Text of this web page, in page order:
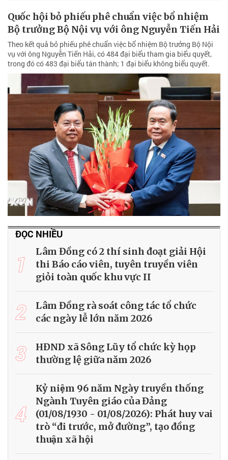
Quốc hội bỏ phiếu phê chuẩn việc bổ nhiệm
Bộ trưởng Bộ Nội vụ với ông Nguyễn Tiến Hải
Theo kết quả bỏ phiếu phê chuẩn việc bổ nhiệm Bộ trưởng Bộ Nội
vụ với ông Nguyễn Tiến Hải, có 484 đại biểu tham gia biểu quyết,
trong đó có 483 đại biểu tán thành; 1 đại biểu không biểu quyết.
ĐỌC NHIỀU
1
Lâm Đồng có 2 thí sinh đoạt giải Hội
thi Báo cáo viên, tuyên truyền viên
giỏi toàn quốc khu vực II
2
Lâm Đồng rà soát công tác tổ chức
các ngày lễ lớn năm 2026
3
HĐND xã Sông Lũy tổ chức kỳ họp
thường lệ giữa năm 2026
4
Kỷ niệm 96 năm Ngày truyền thống
Ngành Tuyên giáo của Đảng
(01/08/1930 - 01/08/2026): Phát huy vai
trò “đi trước, mở đường”, tạo đồng
thuận xã hội